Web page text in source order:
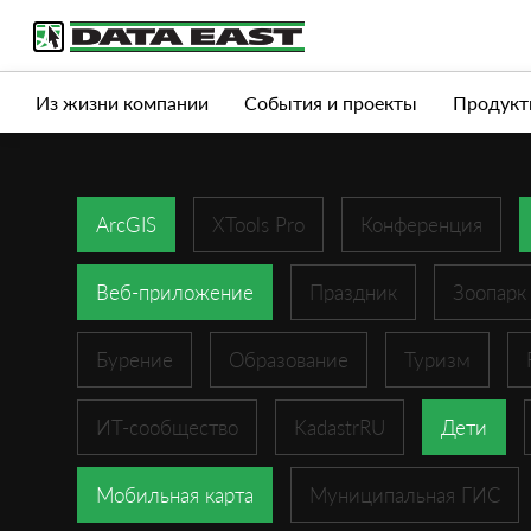
Услуги Продукты Истории успеха
Из жизни компании События и проекты
ArcGIS XTools Pro Конференция
Веб-приложение Праздник Зоопарк
Бурение Образование Туризм
ИТ-сообщество KadastrRU Дети
Мобильная карта Муниципальная ГИС